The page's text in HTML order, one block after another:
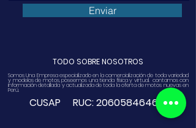
Enviar
TODO SOBRE NOSOTROS
Somos Una Empresa especializado en la comercialización de toda variedad
y modelos de motos, poseemos una tienda física y virtual. contamos con
información detallada y actualizada de toda la oferta de motos nuevas en
Perú.
CUSAP RUC:20605846468